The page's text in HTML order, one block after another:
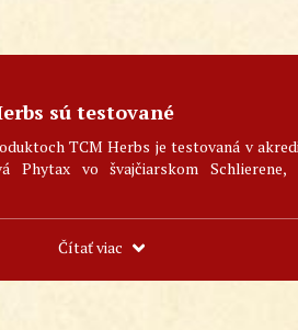
sú testované
TCM Herbs je testovaná v
Phytax vo švajčiarskom
Čítať viac